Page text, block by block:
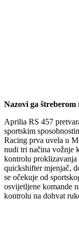
Nazovi ga
Aprilia RS 457
sportskim
Racing prva uvela u
nudi tri načina vožnje
kontrolu
quickshifter mjenjač,
se očekuje od
osvijetljene komande
kontrolu na dohvat